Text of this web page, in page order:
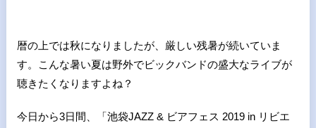
暦の上では秋になりましたが、厳しい残暑が続いていま
す。こんな暑い夏は野外でビックバンドの盛大なライブが
聴きたくなりますよね？
今日から3日間、「池袋JAZZ & ビアフェス 2019 in リビエ